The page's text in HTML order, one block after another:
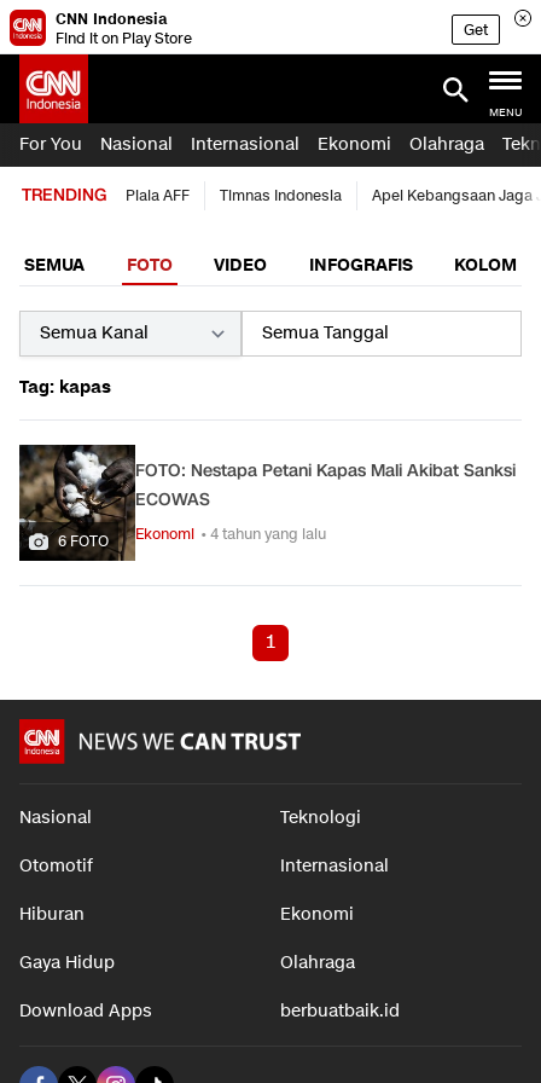
CNN Indonesia
Find it on Play Store
Get
MENU
For You Nasional Internasional Ekonomi Olahraga
TRENDING Piala AFF Timnas Indonesia Apel Kebangsaan Jaga
SEMUA FOTO VIDEO INFOGRAFIS KOLOM
Tag: kapas
6 FOTO
FOTO: Nestapa Petani Kapas Mali Akibat Sanksi
ECOWAS
Ekonomi • 4 tahun yang lalu
1
Nasional Teknologi
Otomotif Internasional
Hiburan Ekonomi
Gaya Hidup Olahraga
Download Apps berbuatbaik.id